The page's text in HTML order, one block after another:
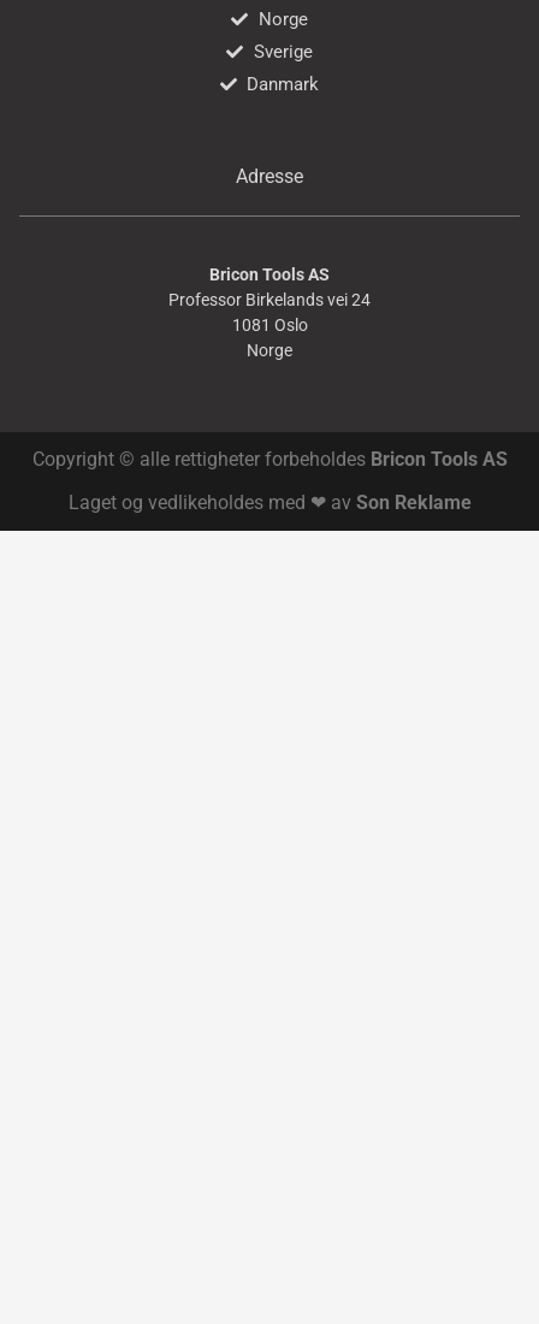
Norge
Sverige
Danmark
Adresse
Bricon Tools AS
Professor Birkelands vei 24
1081 Oslo
Norge
Copyright © alle rettigheter forbeholdes Bricon Tools AS
Laget og vedlikeholdes med ❤ av Son Reklame